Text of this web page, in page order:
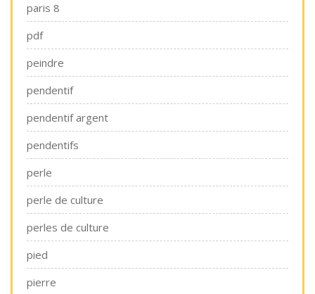
paris 8
pdf
peindre
pendentif
pendentif argent
pendentifs
perle
perle de culture
perles de culture
pied
pierre